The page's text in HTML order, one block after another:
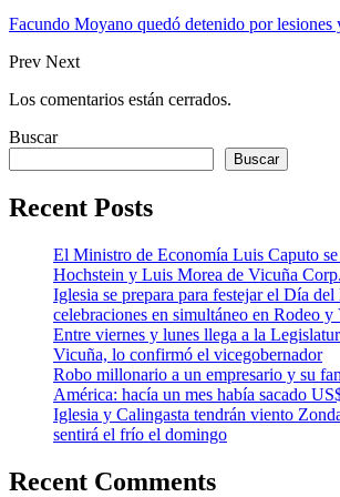
Facundo Moyano quedó detenido por
Prev Next
Los comentarios están cerrados.
Buscar
Buscar
Recent Posts
El Ministro de Economía Luis Caputo
Hochstein y Luis Morea de Vicuña Corp.
Iglesia se prepara para festejar el Día
celebraciones en simultáneo en Rodeo
Entre viernes y lunes llega a la
Vicuña, lo confirmó el vicegobernador
Robo millonario a un empresario y su
América: hacía un mes había sacado
Iglesia y Calingasta tendrán viento
sentirá el frío el domingo
Recent Comments